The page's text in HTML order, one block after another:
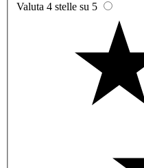
Valuta 4 stelle su 5